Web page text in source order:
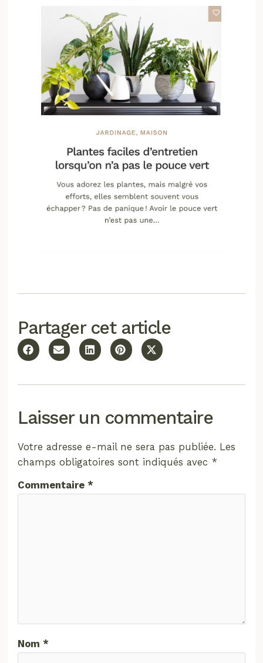
Partager cet article
Laisser un commentaire
Votre adresse e-mail ne sera pas publiée. Les
champs obligatoires sont indiqués avec *
Commentaire*
Nom*